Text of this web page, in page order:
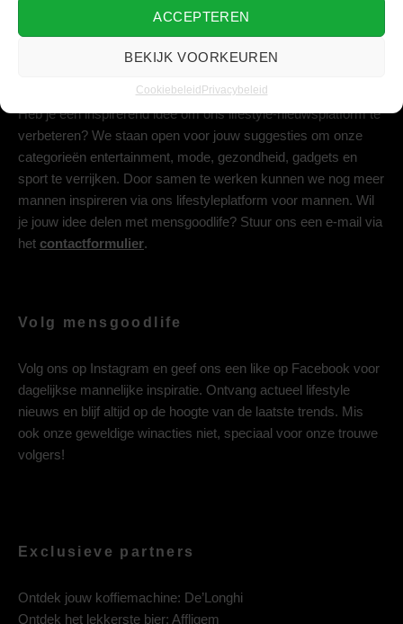
ACCEPTEREN
BEKIJK VOORKEUREN
Cookiebeleid Privacybeleid
Heb je een inspirerend idee om ons lifestyle-nieuwsplatform te
verbeteren? We staan open voor jouw suggesties om onze
categorieën entertainment, mode, gezondheid, gadgets en
sport te verrijken. Door samen te werken kunnen we nog meer
mannen inspireren via ons lifestyleplatform voor mannen. Wil
je jouw idee delen met mensgoodlife? Stuur ons een e-mail via
het contactformulier.
Volg mensgoodlife
Volg ons op Instagram en geef ons een like op Facebook voor
dagelijkse mannelijke inspiratie. Ontvang actueel lifestyle
nieuws en blijf altijd op de hoogte van de laatste trends. Mis
ook onze geweldige winacties niet, speciaal voor onze trouwe
volgers!
Exclusieve partners
Ontdek jouw koffiemachine: De’Longhi
Ontdek het lekkerste bier: Affligem